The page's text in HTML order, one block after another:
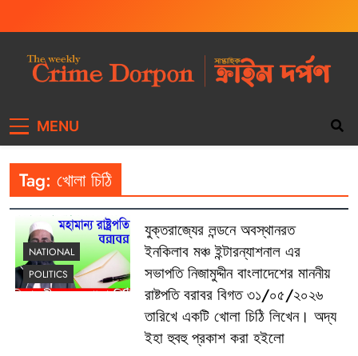
The Weekly Crime
Dorpon
MENU
Tag: খোলা চিঠি
NATIONAL
POLITICS
যুক্তরাজ্যের লন্ডনে অবস্থানরত
ইনকিলাব মঞ্চ ইন্টারন্যাশনাল এর
সভাপতি নিজামুদ্দীন বাংলাদেশের মাননীয়
রাষ্টপতি বরাবর বিগত ৩১/০৫/২০২৬
তারিখে একটি খোলা চিঠি লিখেন। অদ্য
ইহা হুবহু প্রকাশ করা হইলো